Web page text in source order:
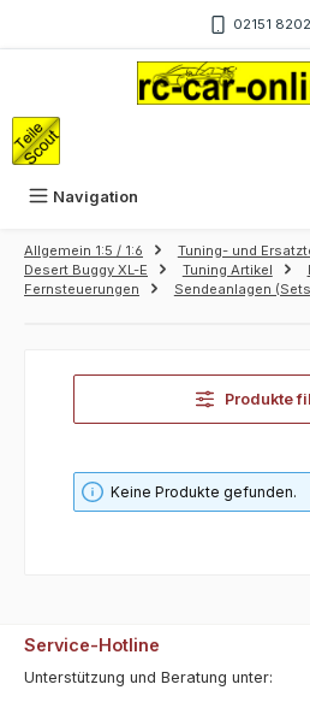
02151
Navigation
Allgemein 1:5 / 1:6 Tuning- und
Desert Buggy XL-E
Tuning Artikel
Fernsteuerungen
Sendeanlagen
Produkte
Keine Produkte gefunden.
Service-Hotline
Unterstützung und Beratung unter: